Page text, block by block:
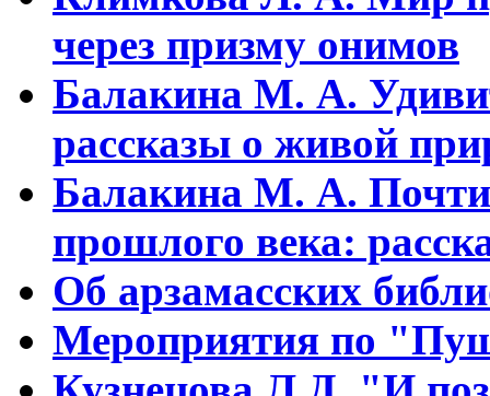
через призму онимов
Балакина М. А.
рассказы о живой
Балакина М. А. Почти
прошлого века:
Об арзамасских
Мероприятия по